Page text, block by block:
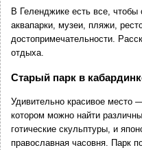
В Геленджике есть все,
аквапарки, музеи, пляжи,
достопримечательности.
отдыха.
Старый парк в
Удивительно красивое место
котором можно найти
готические скульптуры, и
православная часовня. Парк